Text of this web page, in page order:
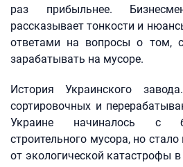
раз прибыльнее.
рассказывает тонкости и
ответами на вопросы о том,
зарабатывать на мусоре.
История Украинского
сортировочных и
Украине начиналось с
строительного мусора, но
от экологической катастрофы